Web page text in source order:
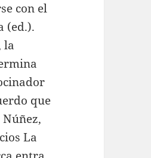
con el
(ed.).
la
que
La